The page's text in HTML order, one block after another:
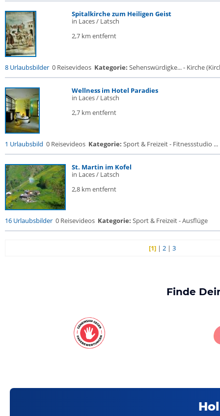
Spitalkirche zum Heiligen Geist
in Laces / Latsch
2,7 km entfernt
8 Urlaubsbilder 0 Reisevideos Kategorie: Sehenswürdigke... - Kirche
Wellness im Hotel Paradies
in Laces / Latsch
2,7 km entfernt
1 Urlaubsbild 0 Reisevideos Kategorie: Sport & Freizeit - Fitnessstudio ...
St. Martin im Kofel
in Laces / Latsch
2,8 km entfernt
16 Urlaubsbilder 0 Reisevideos Kategorie: Sport & Freizeit - Ausflüge
[1] |2 |3
Finde